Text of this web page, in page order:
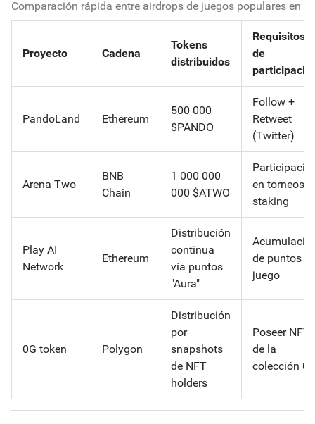
Comparación rápida entre airdrops de juegos populares en
Proyecto Cadena
Tokens
distribuidos
Requisitos
de
PandoLand Ethereum
500 000
$PANDO
Follow +
Retweet
(Twitter)
Arena Two
BNB
Chain
1 000 000
000 $ATWO
en torneos +
staking
Play AI
Network
Ethereum
Distribución
continua
vía puntos
"Aura"
de puntos
juego
0G token Polygon
Distribución
por
snapshots
de NFT
holders
Poseer NFTs
de la
colección